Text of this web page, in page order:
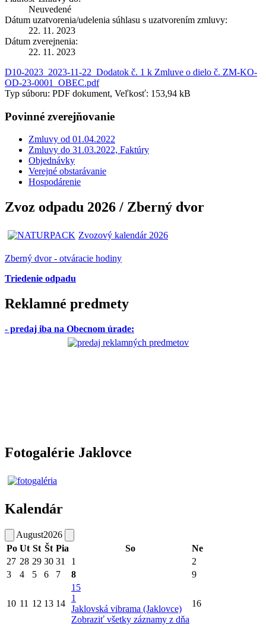
Neuvedené
Dátum uzatvorenia/udelenia súhlasu s uzatvorením zmluvy:
22. 11. 2023
Dátum zverejnenia:
22. 11. 2023
D10-2023_2023-11-22_Dodatok č. 1 k Zmluve o dielo č. ZM-KO-
OD-23-0001_OBEC.pdf
Typ súboru: PDF dokument, Veľkosť: 153,94 kB
Povinné zverejňovanie
Zmluvy od 01.04.2022
Zmluvy do 31.03.2022, Faktúry
Objednávky
Verejné obstarávanie
Hospodárenie
Zvoz odpadu 2026 / Zberný dvor
Zvozový kalendár 2026
Zberný dvor - otváracie hodiny
Triedenie odpadu
Reklamné predmety
- predaj iba na Obecnom úrade:
Fotogalérie Jaklovce
Kalendár
August2026
Po Ut St Št Pia So
Ne
27 28 29 30 31 1
2
3
4 5 6 7 8 9
10 11 12 13 14
15
1
Jaklovská vibrama (Jaklovce)
Zobraziť všetky záznamy z dňa
16